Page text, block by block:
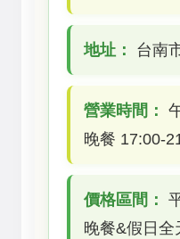
地址： 台南
營業時間：
晚餐 17:00-
價格區間：
晚餐&假日全